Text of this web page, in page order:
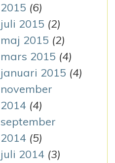
2015 (6)
juli 2015 (2)
maj 2015 (2)
mars 2015 (4)
januari 2015 (4)
november
2014 (4)
september
2014 (5)
juli 2014 (3)